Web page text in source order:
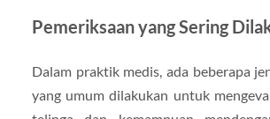
Pemeriksaan yang Sering
Dalam praktik medis, ada beberapa
yang umum dilakukan untuk